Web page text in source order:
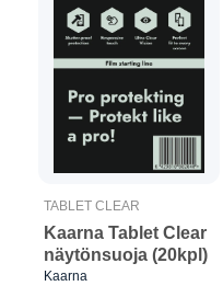
TABLET CLEAR
Kaarna Tablet Clear
näytönsuoja (20kpl)
Kaarna